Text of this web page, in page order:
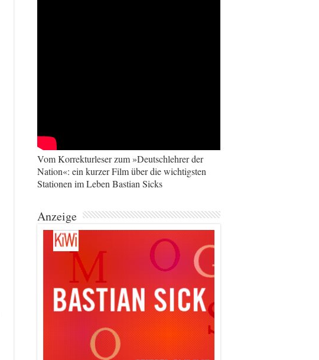
Vom Korrekturleser zum »Deutschlehrer der
Nation«: ein kurzer Film über die wichtigsten
Stationen im Leben Bastian Sicks
Anzeige